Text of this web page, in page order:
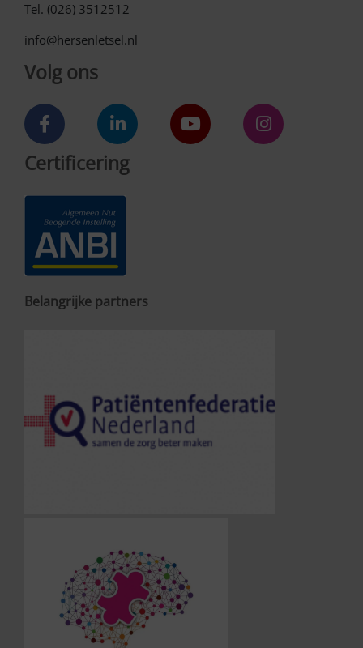
Tel. (026) 3512512
info@hersenletsel.nl
Volg ons
Certificering
Belangrijke partners